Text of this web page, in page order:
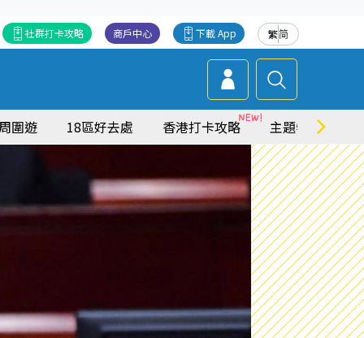
繁简
下載 App
商戶中心
社群打卡攻略
圍遊 18區好去處 香港打卡攻略 主題特集